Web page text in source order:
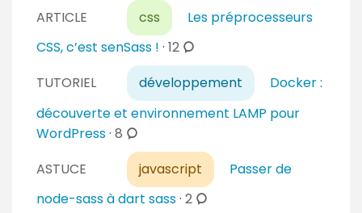
r
t
a
i
r
e
m
m
e
n
t
a
r
s
ARTICLE css
Les préprocesseurs
CSS, c’est senSass ! · 12c
o
m
m
n
t
a
TUTORIEL développement
Docker :
découverte et environnement LAMP pour
WordPress· 8 c
o
m
ASTUCE javascript
Passer de
node-sass à dart sass· 2c